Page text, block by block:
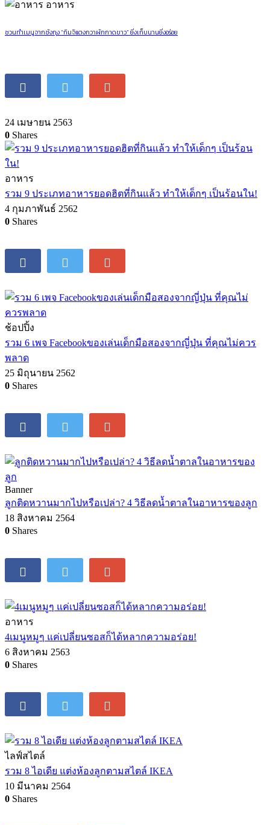
อาหาร
ชวนทำเมนูจากซังกุง “กิมจิแตงกวาผักกาดขาว” ยิ่งเก็บนานยิ่งอร่อย
24 เมษายน 2563
0 Shares
อาหาร
รวม 9 ประเภทอาหารยอดฮิตที่กินแล้ว ทำให้เด็กๆ เป็นร้อนใน!
4 กุมภาพันธ์ 2562
0 Shares
ช้อปปิ้ง
รวม 6 เพจ Facebookของเล่นเด็กมือสองจากญี่ปุ่น ที่คุณไม่ควร
พลาด
25 มิถุนายน 2562
0 Shares
Banner
ลูกติดหวานมากไปหรือเปล่า? 4 วิธีลดน้ำตาลในอาหารของลูก
18 สิงหาคม 2564
0 Shares
อาหาร
4เมนูหมูๆ แค่เปลี่ยนซอสก็ได้หลากความอร่อย!
6 สิงหาคม 2563
0 Shares
ไลฟ์สไตล์
รวม 8 ไอเดีย แต่งห้องลูกตามสไตล์ IKEA
10 มีนาคม 2564
0 Shares